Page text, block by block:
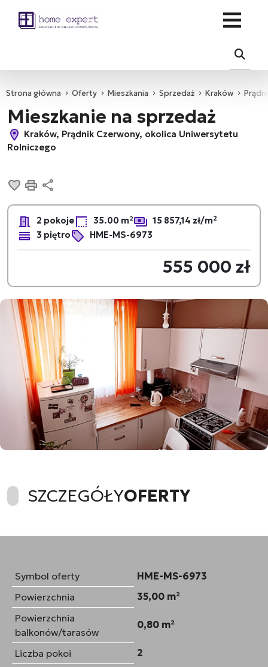
Strona główna Oferty Mieszkania Sprzedaż Kraków
Mieszkanie na sprzedaż
Kraków, Prądnik Czerwony, okolica Uniwersytetu
Rolniczego
Dodaj do ulubionych
Drukuj
2 pokoje 35.00 m² 15 857,14 zł/m2
3 piętro HME-MS-6973
555 000 zł
SZCZEGÓŁYOFERTY
Symbol oferty
HME-MS-6973
Powierzchnia
35,00 m²
Powierzchnia
balkonów/tarasów
0,80 m²
Liczba pokoi
2